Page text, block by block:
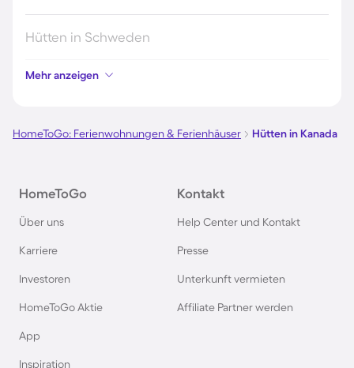
Hütten in Schweden
Hütten in Italien
Hütten in Holland
Hütten in Süddeutschland
Hütten in Spanien
Mehr anzeigen
HomeToGo: Ferienwohnungen & Ferienhäuser Hütten in Kanada
HomeToGo
Über uns
Karriere
Investoren
HomeToGo Aktie
App
Inspiration
Kontakt
Help Center und Kontakt
Presse
Unterkunft vermieten
Affiliate Partner werden